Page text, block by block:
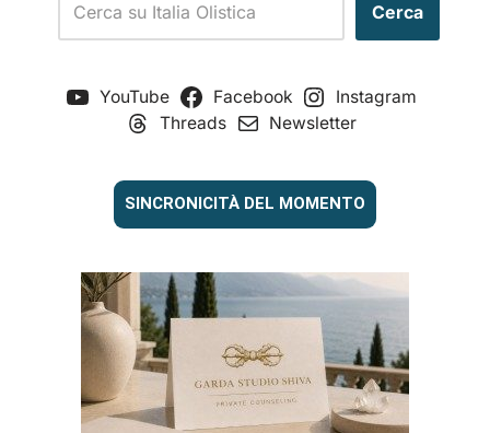
Cerca
YouTube Facebook
Instagram
Threads
Newsletter
SINCRONICITÀ DEL MOMENTO